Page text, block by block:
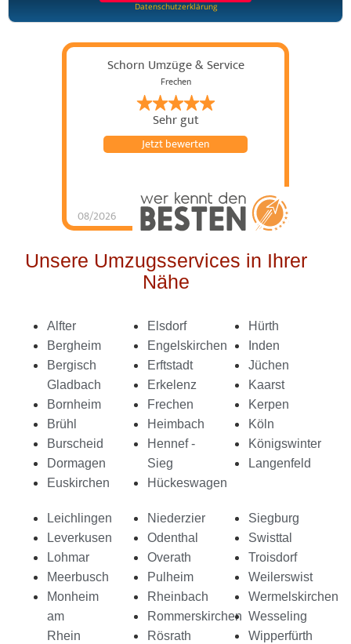
Datenschutzerklärung
Schorn Umzüge & Service
Frechen
Sehr gut
08/2026
Jetzt bewerten
Schorn Umzüge &
Service hat 4.98von
Umzüge &
ServiceBewertungen
auf
Unsere Umzugsservices in Ihrer
Nähe
Alfter
Bergheim
Bergisch
Gladbach
Bornheim
Brühl
Burscheid
Dormagen
Euskirchen
Elsdorf
Engelskirchen
Erftstadt
Erkelenz
Frechen
Heimbach
Hennef -
Sieg
Hückeswagen
Hürth
Inden
Jüchen
Kaarst
Kerpen
Köln
Königswinter
Langenfeld
Leichlingen
Leverkusen
Lohmar
Meerbusch
Monheim
am
Rhein
Niederzier
Odenthal
Overath
Pulheim
Rheinbach
Rommerskirchen
Rösrath
Siegburg
Swisttal
Troisdorf
Weilerswist
Wermelskirchen
Wesseling
Wipperfürth